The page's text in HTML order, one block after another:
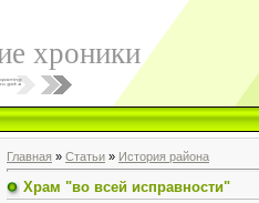
хроники
Главная » Статьи » История района
Храм "во всей исправности"